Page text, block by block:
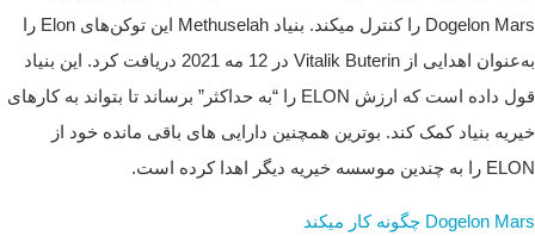
Dogelon Mars را کنترل میکند. بنیاد Methuselah این توکن‌های Elon را
به‌عنوان اهدایی از Vitalik Buterin در 12 مه 2021 دریافت کرد. این بنیاد
قول داده است که ارزش ELON را “به حداکثر” برساند تا بتواند به کارهای
خیریه بنیاد کمک کند. بوترین همچنین دارایی های باقی مانده خود از
ELON را به چندین موسسه خیریه دیگر اهدا کرده است.
Dogelon Mars چگونه کار میکند